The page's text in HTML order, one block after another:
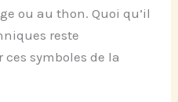
ou au thon. Quoi qu’il
reste
symboles de la